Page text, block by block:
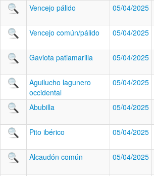
Vencejo pálido
05/04/2025
Vencejo común/pálido
05/04/2025
Gaviota patiamarilla
05/04/2025
Aguilucho lagunero
occidental
05/04/2025
Abubilla
05/04/2025
Pito ibérico
05/04/2025
Alcaudón común
05/04/2025